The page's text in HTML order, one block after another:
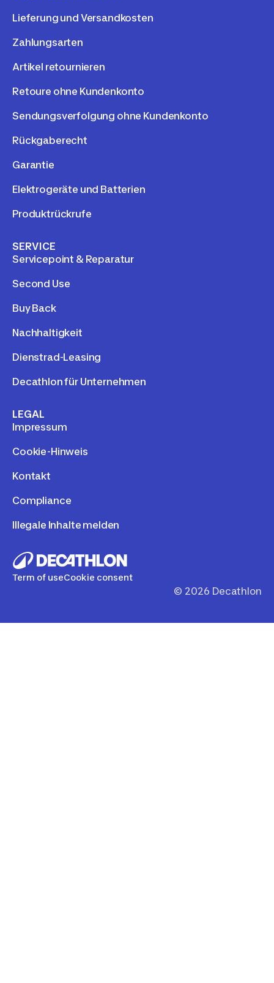
Lieferung und Versandkosten
Zahlungsarten
Artikel retournieren
Retoure ohne Kundenkonto
Sendungsverfolgung ohne Kundenkonto
Rückgaberecht
Garantie
Elektrogeräte und Batterien
Produktrückrufe
SERVICE
Servicepoint & Reparatur
Second Use
Buy Back
Nachhaltigkeit
Dienstrad-Leasing
Decathlon für Unternehmen
LEGAL
Impressum
Cookie-Hinweis
Kontakt
Compliance
Illegale Inhalte melden
Term of useCookie consent
© 2026 Decathlon